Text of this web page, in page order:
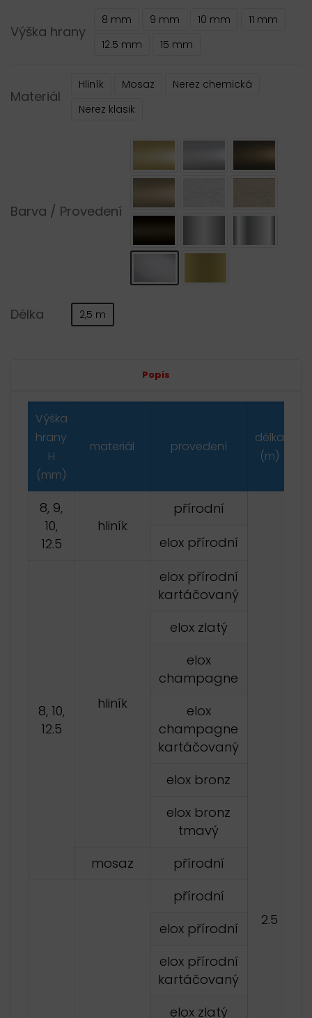
Výška hrany
8 mm 9 mm 10 mm
11 mm
12.5 mm
15 mm
Materiál
Hliník Mosaz
Nerez chemická
Nerez klasik
Barva / Provedení
Délka 2,5 m
Popis
Výška
hrany
H
(mm)
materiál provedení
délka
(m)
8, 9,
10,
12.5
hliník
přírodní
2.5
elox přírodní
8, 10,
12.5
hliník
elox přírodní
kartáčovaný
elox zlatý
elox
champagne
elox
champagne
kartáčovaný
elox bronz
elox bronz
tmavý
mosaz
přírodní
přírodní
elox přírodní
elox přírodní
kartáčovaný
elox zlatý